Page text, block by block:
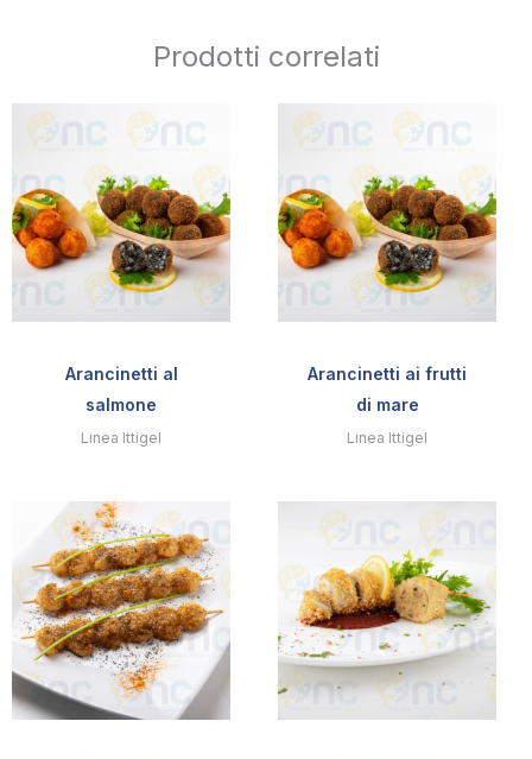
Prodotti correlati
Arancinetti al
salmone
Linea Ittigel
Arancinetti ai frutti
di mare
Linea Ittigel